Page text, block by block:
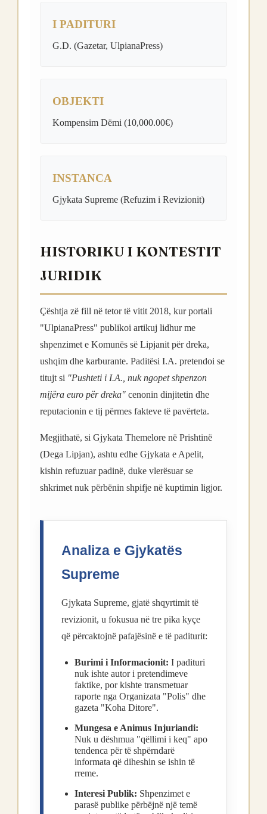
I PADITURI
G.D. (Gazetar, UlpianaPress)
OBJEKTI
Kompensim Dëmi (10,000.00€)
INSTANCA
Gjykata Supreme (Refuzim i Revizionit)
HISTORIKU I KONTESTIT
JURIDIK
Çështja zë fill në tetor të vitit 2018, kur portali
"UlpianaPress" publikoi artikuj lidhur me
shpenzimet e Komunës së Lipjanit për dreka,
ushqim dhe karburante. Paditësi I.A. pretendoi se
titujt si "Pushteti i I.A., nuk ngopet shpenzon
mijëra euro për dreka" cenonin dinjitetin dhe
reputacionin e tij përmes fakteve të pavërteta.
Megjithatë, si Gjykata Themelore në Prishtinë
(Dega Lipjan), ashtu edhe Gjykata e Apelit,
kishin refuzuar padinë, duke vlerësuar se
shkrimet nuk përbënin shpifje në kuptimin ligjor.
Analiza e Gjykatës
Supreme
Gjykata Supreme, gjatë shqyrtimit të
revizionit, u fokusua në tre pika kyçe
që përcaktojnë pafajësinë e të paditurit:
Burimi i Informacionit: I padituri
nuk ishte autor i pretendimeve
faktike, por kishte transmetuar
raporte nga Organizata "Polis" dhe
gazeta "Koha Ditore".
Mungesa e Animus Injuriandi:
Nuk u dëshmua "qëllimi i keq" apo
tendenca për të shpërndarë
informata që diheshin se ishin të
rreme.
Interesi Publik: Shpenzimet e
parasë publike përbëjnë një temë